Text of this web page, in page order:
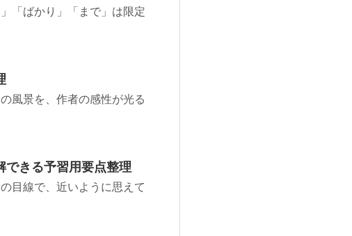
「ばかり」「まで」は限定
風景を、作者の感性が光る
できる予習用要点整理
目線で、近いように思えて